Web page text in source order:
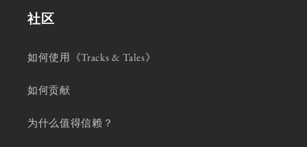
社区
如何使用《Tracks & Tales》
如何贡献
为什么值得信赖？